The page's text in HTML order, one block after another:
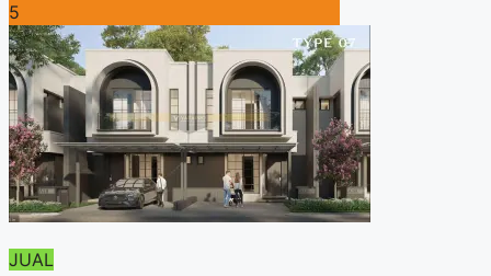
5
JUAL